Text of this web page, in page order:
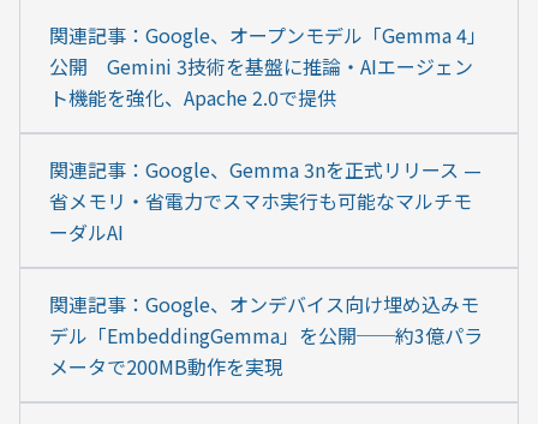
関連記事：Google、オープンモデル「Gemma 4」
公開　Gemini 3技術を基盤に推論・AIエージェン
ト機能を強化、Apache 2.0で提供
関連記事：Google、Gemma 3nを正式リリース —
省メモリ・省電力でスマホ実行も可能なマルチモ
ーダルAI
関連記事：Google、オンデバイス向け埋め込みモ
デル「EmbeddingGemma」を公開──約3億パラ
メータで200MB動作を実現